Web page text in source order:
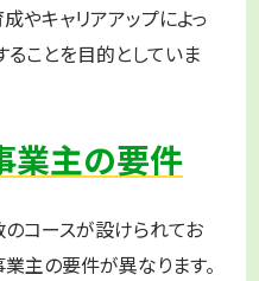
やキャリアアップによっ
ことを目的としていま
業主の要件
コースが設けられてお
主の要件が異なります。